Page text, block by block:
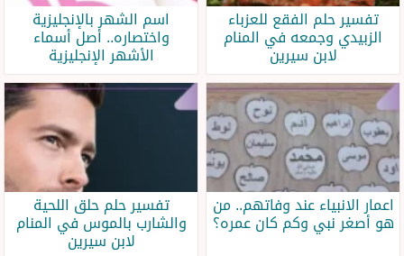
تفسير حلم الفقع للعزباء
الزبيدي وجمعه في المنام
لابن سيرين
اسم الشهر بالإنجليزية
واختصاره.. أصل أسماء
الأشهر الإنجليزية
اعمار الانبياء عند وفاتهم.. من
هو أصغر نبي وكم كان عمره؟
تفسير حلم حلق اللحية
والشارب بالموس في المنام
لابن سيرين